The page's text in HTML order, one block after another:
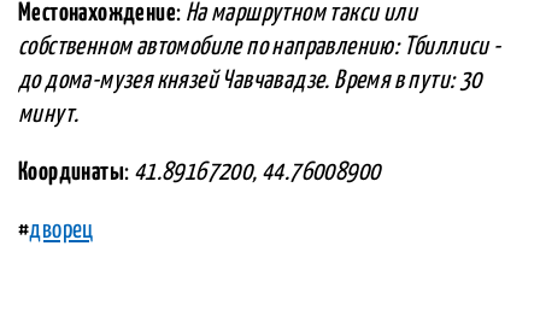
Местонахождение: На маршрутном такси или
собственном автомобиле по направлению: Тбиллиси -
до дома-музея князей Чавчавадзе. Время в пути: 30
минут.
Координаты: 41.89167200, 44.76008900
#дворец